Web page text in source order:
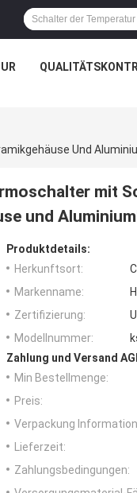
mit
und
Produktdetails:
Herkunftsort:
Markenname:
Zertifizierung:
Modellnummer:
Zahlung und Versand
Min Bestellmenge:
Preis:
Verpackung
Lieferzeit:
Zahlungsbedingungen: